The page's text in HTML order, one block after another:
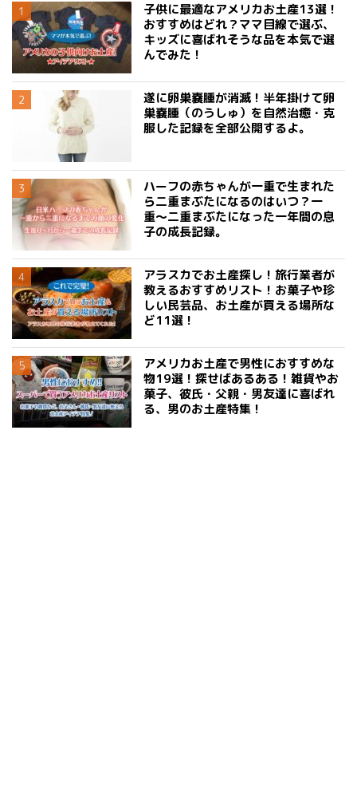
子供に最適なアメリカお土産13選！
おすすめはどれ？ママ目線で選ぶ、
キッズに喜ばれそうな品を本気で選
んでみた！
遂に卵巣嚢腫が消滅！半年掛けて卵
巣嚢腫（のうしゅ）を自然治癒・克
服した記録を全部公開するよ。
ハーフの赤ちゃんが一重で生まれた
ら二重まぶたになるのはいつ？一
重〜二重まぶたになった一年間の息
子の成長記録。
アラスカでお土産探し！旅行業者が
教えるおすすめリスト！お菓子や珍
しい民芸品、お土産が買える場所な
ど11選！
アメリカお土産で男性におすすめな
物19選！探せばあるある！雑貨やお
菓子、彼氏・父親・男友達に喜ばれ
る、男のお土産特集！